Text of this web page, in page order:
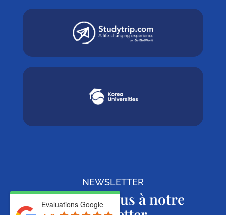
Evaluations Google
NEWSLETTER
Abonnez-vous à notre